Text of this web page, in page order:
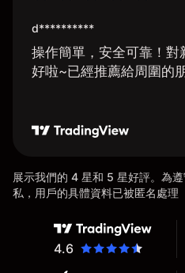
d**********
操作簡單，安全可靠！對
好啦~已經推薦給周圍的
展示我們的 4 星和 5 星好評。為
私，用戶的具體資料已被匿名處理
4.6